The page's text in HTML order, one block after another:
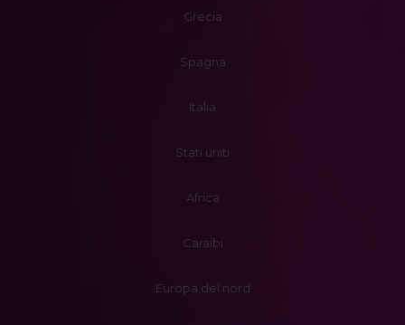
Grecia
Spagna
Italia
Stati uniti
Africa
Caraibi
Europa del nord